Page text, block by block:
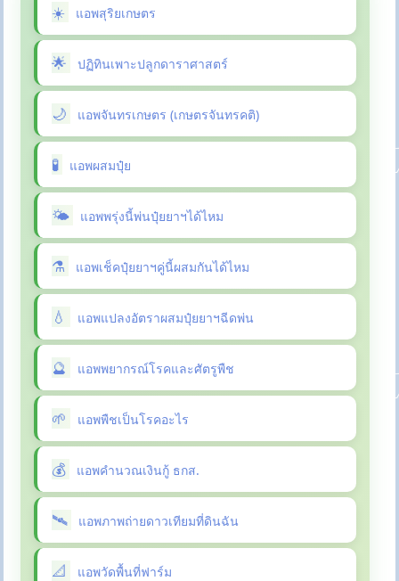
แอพสุริยเกษตร
ปฏิทินเพาะปลูกดาราศาสตร์
แอพจันทรเกษตร (เกษตรจันทรคติ)
แอพผสมปุ๋ย
แอพพรุ่งนี้พ่นปุ๋ยยาฯได้ไหม
แอพเช็คปุ๋ยยาฯคู่นี้ผสมกันได้ไหม
แอพแปลงอัตราผสมปุ๋ยยาฯฉีดพ่น
แอพพยากรณ์โรคและศัตรูพืช
แอพพืชเป็นโรคอะไร
แอพคำนวณเงินกู้ ธกส.
แอพภาพถ่ายดาวเทียมที่ดินฉัน
แอพวัดพื้นที่ฟาร์ม